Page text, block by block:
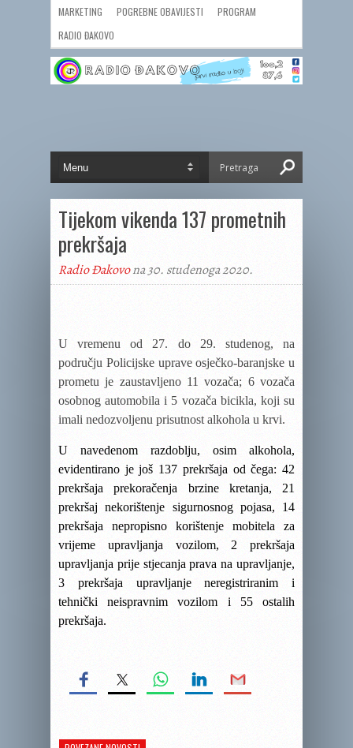
MARKETING POGREBNE OBAVIJESTI
PROGRAM
RADIO ĐAKOVO
Tijekom vikenda 137 prometnih
prekršaja
Radio Đakovona 30. studenoga 2020.
U vremenu od 27. do 29. studenog, na
području Policijske uprave osječko-baranjske u
prometu je zaustavljeno 11 vozača; 6 vozača
osobnog automobila i 5 vozača bicikla, koji su
imali nedozvoljenu prisutnost alkohola u krvi.
U navedenom razdoblju, osim alkohola,
evidentirano je još 137 prekršaja od čega: 42
prekršaja prekoračenja brzine kretanja, 21
prekršaj nekorištenje sigurnosnog pojasa, 14
prekršaja nepropisno korištenje mobitela za
vrijeme upravljanja vozilom, 2 prekršaja
upravljanja prije stjecanja prava na upravljanje,
3 prekršaja upravljanje neregistriranim i
tehnički neispravnim vozilom i 55 ostalih
prekršaja.